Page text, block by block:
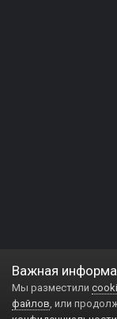
Важная
Мы разместили
файлов, или